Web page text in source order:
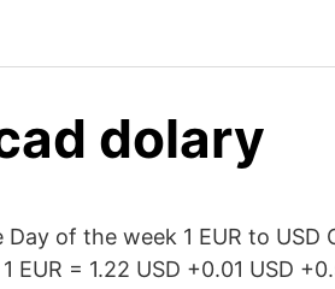
dolary
of the week 1 EUR to USD
EUR = 1.22 USD +0.01 USD